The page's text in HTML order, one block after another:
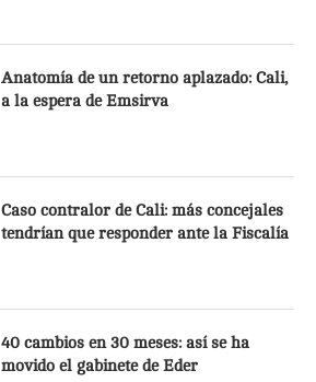
Anatomía de un retorno aplazado: Cali,
a la espera de Emsirva
Caso contralor de Cali: más concejales
tendrían que responder ante la Fiscalía
40 cambios en 30 meses: así se ha
movido el gabinete de Eder